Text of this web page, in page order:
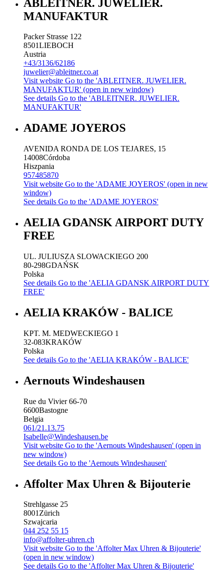
ABLEITNER. JUWELIER.
MANUFAKTUR
Packer Strasse 122
8501LIEBOCH
Austria
+43/3136/62186
juwelier@ableitner.co.at
Visit website Go to the 'ABLEITNER. JUWELIER.
MANUFAKTUR' (open in new window)
See details Go to the 'ABLEITNER. JUWELIER.
MANUFAKTUR'
ADAME JOYEROS
AVENIDA RONDA DE LOS TEJARES, 15
14008Córdoba
Hiszpania
957485870
Visit website Go to the 'ADAME JOYEROS' (open in new
window)
See details Go to the 'ADAME JOYEROS'
AELIA GDANSK AIRPORT DUTY
FREE
UL. JULIUSZA SLOWACKIEGO 200
80-298GDAŃSK
Polska
See details Go to the 'AELIA GDANSK AIRPORT DUTY
FREE'
AELIA KRAKÓW - BALICE
KPT. M. MEDWECKIEGO 1
32-083KRAKÓW
Polska
See details Go to the 'AELIA KRAKÓW - BALICE'
Aernouts Windeshausen
Rue du Vivier 66-70
6600Bastogne
Belgia
061/21.13.75
Isabelle@Windeshausen.be
Visit website Go to the 'Aernouts Windeshausen' (open in
new window)
See details Go to the 'Aernouts Windeshausen'
Affolter Max Uhren & Bijouterie
Strehlgasse 25
8001Zürich
Szwajcaria
044 252 55 15
info@affolter-uhren.ch
Visit website Go to the 'Affolter Max Uhren & Bijouterie'
(open in new window)
See details Go to the 'Affolter Max Uhren & Bijouterie'